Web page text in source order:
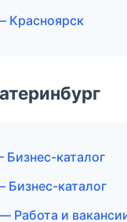
Красноярск
каталог
каталог
Работа и